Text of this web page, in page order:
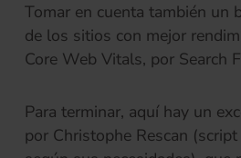
Tomar en cuenta también un
de los sitios con mejor
Core Web Vitals, por Search
Para terminar, aquí hay un
por Christophe Rescan